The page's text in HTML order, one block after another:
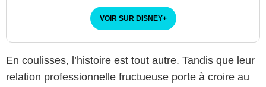
VOIR SUR DISNEY+
En coulisses, l’histoire est tout autre. Tandis que leur
relation professionnelle fructueuse porte à croire au